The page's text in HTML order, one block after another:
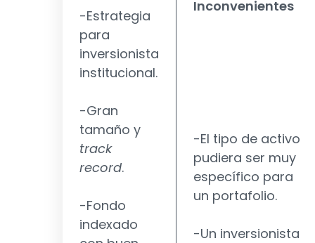
-Estrategia
para
inversionista
institucional.
-Gran
tamaño y
track
record.
-Fondo
indexado
Inconvenientes
-El tipo de activo
pudiera ser muy
específico para
un portafolio.
-Un inversionista